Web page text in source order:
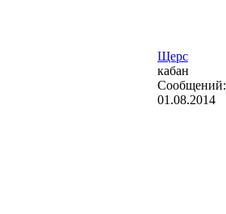
Щерс
кабан
Сообщений:
01.08.2014